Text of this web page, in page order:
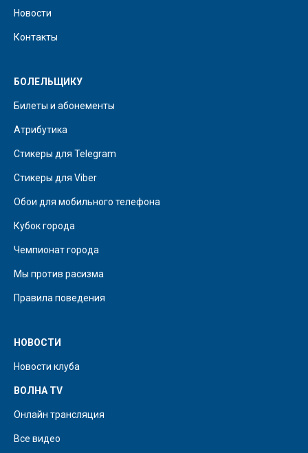
Новости
Контакты
БОЛЕЛЬЩИКУ
Билеты и абонементы
Атрибутика
Стикеры для Telegram
Стикеры для Viber
Обои для мобильного телефона
Кубок города
Чемпионат города
Мы против расизма
Правила поведения
НОВОСТИ
Новости клуба
ВОЛНА TV
Онлайн трансляция
Все видео